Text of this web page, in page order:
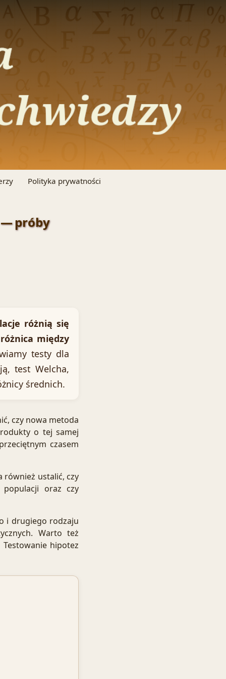
Polityka prywatności
— próby
różnią się
między
testy dla
test Welcha,
średnich.
czy nowa metoda
o tej samej
czasem
również ustalić, czy
populacji oraz czy
i drugiego rodzaju
. Warto też
Testowanie hipotez